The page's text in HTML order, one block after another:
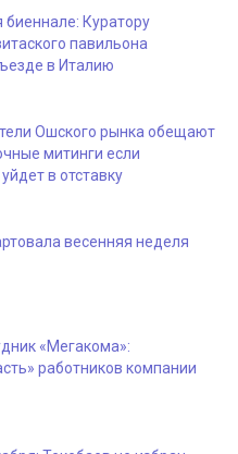
биеннале: Куратору
павильона
в Италию
Ошского рынка обещают
митинги если
в отставку
весенняя неделя
«Мегакома»:
работников компании